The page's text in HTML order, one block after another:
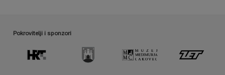
Pokrovitelji i sponzori